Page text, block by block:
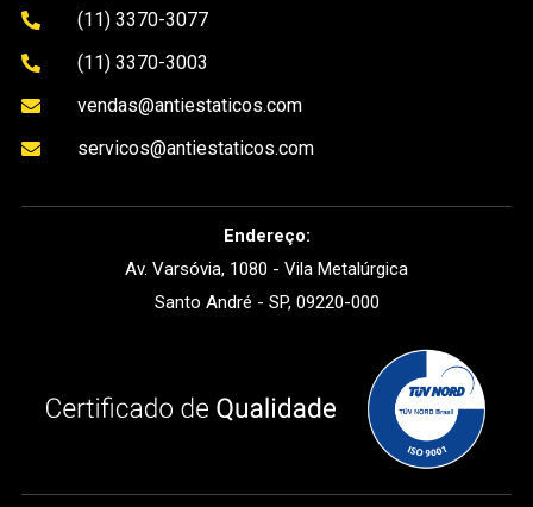
 (11) 3370-3077
 (11) 3370-3003
 vendas@antiestaticos.com
 servicos@antiestaticos.com
Endereço:
Av. Varsóvia, 1080 - Vila Metalúrgica
Santo André - SP, 09220-000